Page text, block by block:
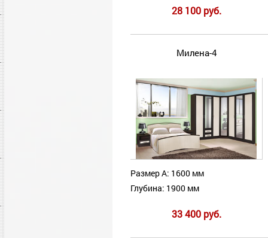
28 100 руб.
Милена-4
Размер А: 1600 мм
Глубина: 1900 мм
33 400 руб.